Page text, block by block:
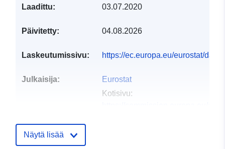
Laadittu: 03.07.2020
Päivitetty: 04.08.2026
Laskeutumissivu: https://ec.europa.eu/eurostat/
Julkaisija:
Eurostat
Kotisivu:
Yhteyspisteet:
Näytä lisää